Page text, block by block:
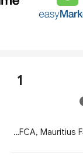
1
Kenya CMA, FCA, Mauritius FSC, FSCA